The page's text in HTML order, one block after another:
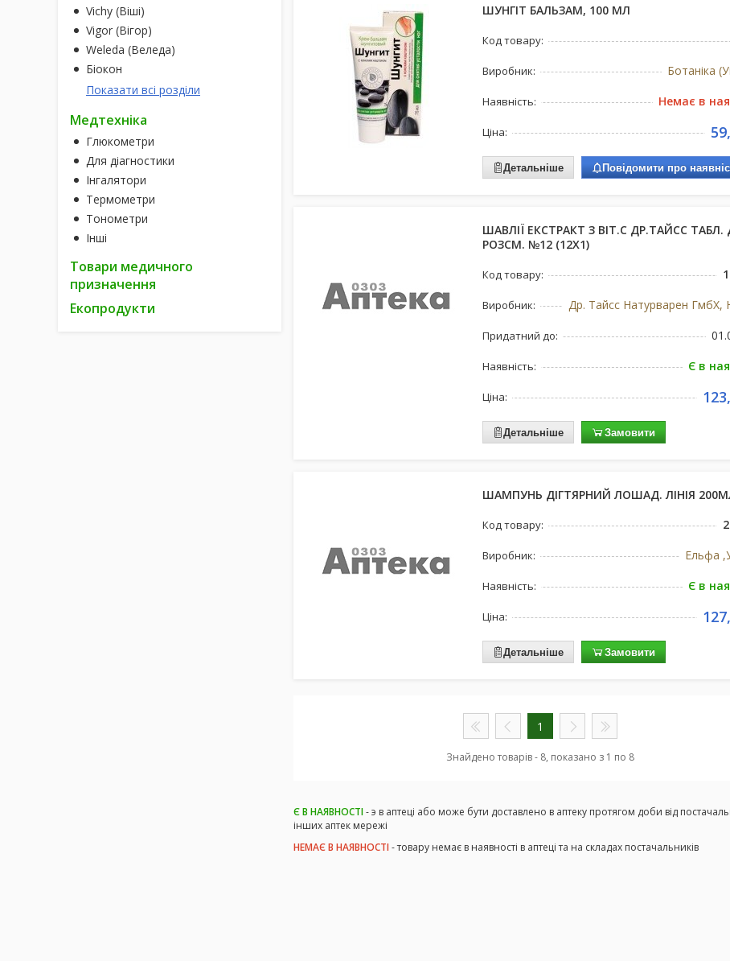
Vichy (Віші)
Vigor (Вігор)
Weleda (Веледа)
Біокон
Показати всі розділи
Медтехніка
Глюкометри
Для діагностики
Інгалятори
Термометри
Тонометри
Інші
Товари медичного
призначення
Екопродукти
ШУНГІТ БАЛЬЗАМ, 100 МЛ
Код товару:
Виробник: Ботаніка
Наявність: Немає в
Ціна:
Детальніше Повідомити про
ШАВЛІЇ ЕКСТРАКТ З ВІТ.С ДР.ТАЙСС ТАБЛ.
РОЗСМ. №12 (12Х1)
Код товару:
Виробник:
Придатний до:
Наявність: Є в
Ціна:
Детальніше Замовити
ШАМПУНЬ ДІГТЯРНИЙ ЛОШАД. ЛІНІЯ
Код товару:
Виробник: Ельфа
Наявність: Є в
Ціна:
Детальніше Замовити
1
Знайдено товарів - 8, показано з 1 по 8
Є В НАЯВНОСТІ- э в аптеці або може бути доставлено в аптеку протягом доби від
інших аптек мережі
НЕМАЄ В НАЯВНОСТІ- товару немає в наявності в аптеці та на складах постачальників